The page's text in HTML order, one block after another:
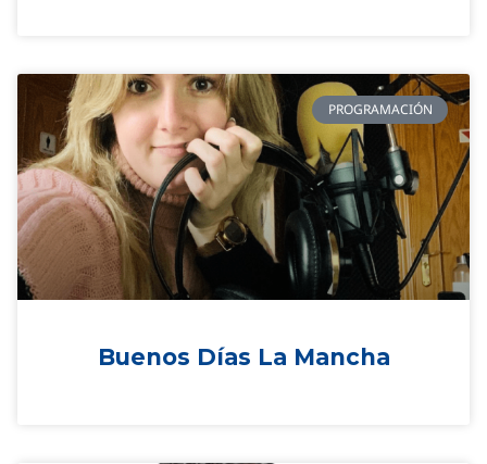
PROGRAMACIÓN
Buenos Días La Mancha